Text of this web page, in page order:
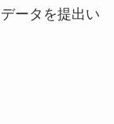
ータを提出い